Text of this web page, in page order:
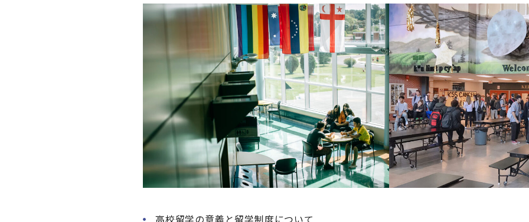
高校留学の意義と留学制度について